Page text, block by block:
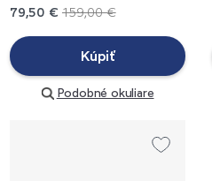
79,50 € 159,00 €
Kúpiť
Podobné okuliare